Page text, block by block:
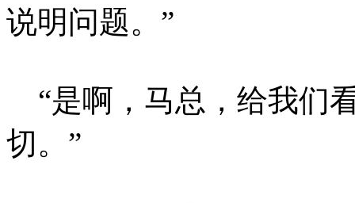
说明问题。”
“是啊，马总，给我们
切。”